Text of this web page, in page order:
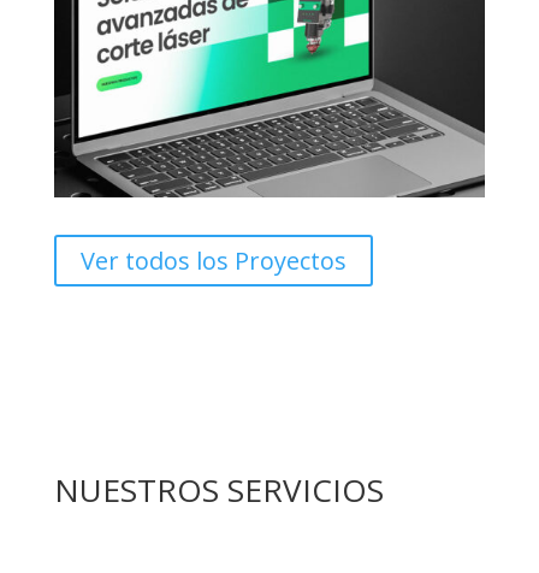
Ver todos los Proyectos
NUESTROS SERVICIOS